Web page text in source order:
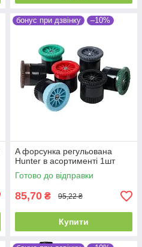
бонус при дзвінку –10%
A форсунка регульована
Hunter в асортименті 1шт
Готово до відправки
85,70 ₴ 95,22 ₴
Купити